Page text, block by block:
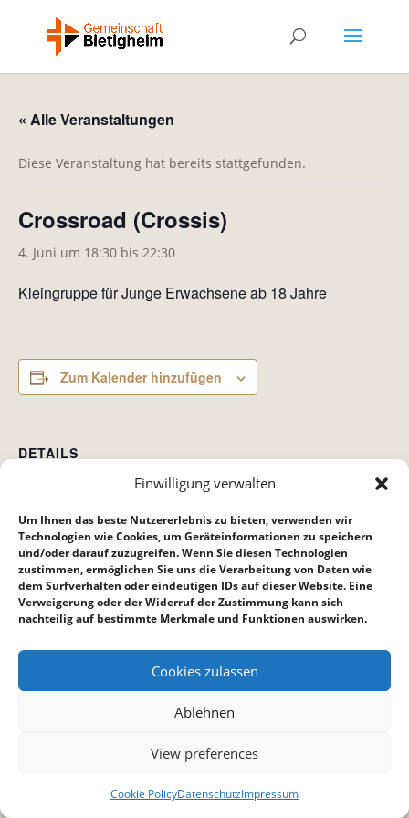
Einwilligung verwalten
Um Ihnen das beste Nutzererlebnis zu bieten, verwenden wir
Technologien wie Cookies, um Geräteinformationen zu speichern
und/oder darauf zuzugreifen. Wenn Sie diesen Technologien
zustimmen, ermöglichen Sie uns die Verarbeitung von Daten wie
dem Surfverhalten oder eindeutigen IDs auf dieser Website. Eine
Verweigerung oder der Widerruf der Zustimmung kann sich
nachteilig auf bestimmte Merkmale und Funktionen auswirken.
Cookies zulassen
Ablehnen
View preferences
Cookie PolicyDatenschutzImpressum
« Alle Veranstaltungen
Diese Veranstaltung hat bereits stattgefunden.
Crossroad (Crossis)
4. Juni um 18:30 bis 22:30
Kleingruppe für Junge Erwachsene ab 18 Jahre
Zum Kalender hinzufügen
DETAILS
Zeit:
18:30 bis 22:30
Bibelstunde Bietigheim Gottesdienst